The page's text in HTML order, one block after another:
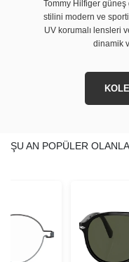
Tommy Hilfiger
stilini modern ve
UV korumalı lensleri
dinamik
ŞU AN POPÜLER